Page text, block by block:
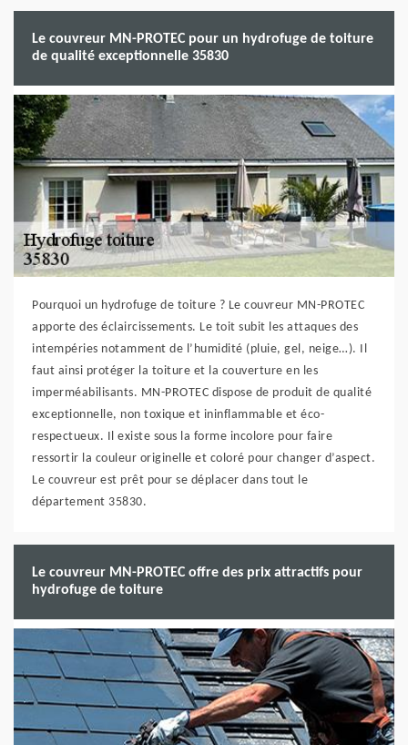
Le couvreur MN-PROTEC pour un hydrofuge de toiture
de qualité exceptionnelle 35830
Pourquoi un hydrofuge de toiture ? Le couvreur MN-PROTEC
apporte des éclaircissements. Le toit subit les attaques des
intempéries notamment de l’humidité (pluie, gel, neige…). Il
faut ainsi protéger la toiture et la couverture en les
imperméabilisants. MN-PROTEC dispose de produit de qualité
exceptionnelle, non toxique et ininflammable et éco-
respectueux. Il existe sous la forme incolore pour faire
ressortir la couleur originelle et coloré pour changer d’aspect.
Le couvreur est prêt pour se déplacer dans tout le
département 35830.
Le couvreur MN-PROTEC offre des prix attractifs pour
hydrofuge de toiture